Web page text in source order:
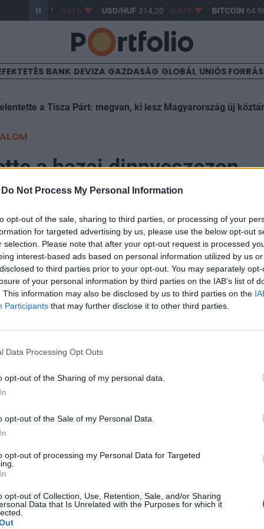
Do Not Process My Personal Information
opt-out of the sale, sharing to third parties, or processing of your
for targeted advertising by us, please use the below opt-out
selection. Please note that after your opt-out request is processed
interest-based ads based on personal information utilized by us
to third parties prior to your opt-out. You may separately
of your personal information by third parties on the IAB’s list of
This information may also be disclosed by us to third parties on the
Participants that may further disclose it to other third parties.
Data Processing Opt Outs
opt-out of the Sharing of my personal data.
opt-out of the Sale of my Personal Data.
opt-out of processing my Personal Data for Targeted
opt-out of Collection, Use, Retention, Sale, and/or Sharing
Data that Is Unrelated with the Purposes for which it
363,17 -0,61% USD/HUF 314,20 -0,87% BITCOIN64
BANK DEVIZA GAZDASÁG GLOBÁL UNIÓS
a Tisza Párt: megvan, ki lesz Magyarország új
a hazai dinnyeszezon
pontos dátumát a Lidl
tavaly több mint 17 600 tonna görögdinnyét
az előző évhez képest –, miközben 11 ezer
Európába. Az idei szezonban június 24-étől kezdik a
sajtótájékoztatóján.
tavaly több mint 17 600 tonna görögdinnyét értékesített a
jelentett az előző évhez képest, miközben több mint 11 ezer
– erről beszélt a dinnyeszezon kezdetét bejelentő
Magyarország igazgatóságának elnöke. Az idei szezon...
portfolio.hu hírarchívumához tartozik, melynek olvasása
tartalmazza:
cikkarchívum
elmúlt 2 év napon belüli